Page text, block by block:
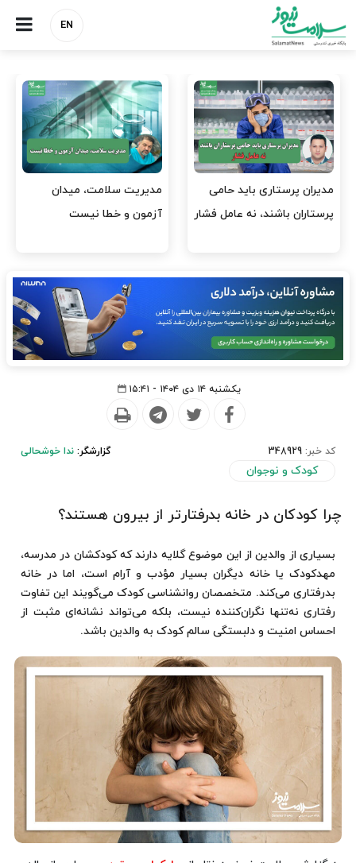
EN
مدیران پرستاری باید حامی
پرستاران باشند، نه عامل فشار
مدیریت سلامت، میدان
آزمون و خطا نیست
یکشنبه ۱۴ دی ۱۴۰۴ - ۱۵:۴۱
کد خبر: 348929
کودک و نوجوان
گزارشگر: ندا خوشحالی
چرا کودکان در خانه بدرفتارتر از بیرون هستند؟
بسیاری از والدین از این موضوع گلایه دارند که کودکشان در مدرسه،
مهدکودک یا خانه دیگران بسیار مؤدب و آرام است، اما در خانه
بدرفتاری می‌کند. متخصصان روانشناسی کودک می‌گویند این تفاوت
رفتاری نه‌تنها نگران‌کننده نیست، بلکه می‌تواند نشانه‌ای مثبت از
احساس امنیت و دلبستگی سالم کودک به والدین باشد.